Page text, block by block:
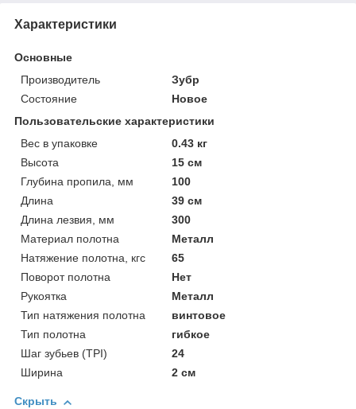
Характеристики
Основные
Производитель
Зубр
Состояние
Новое
Пользовательские характеристики
Вес в упаковке
0.43 кг
Высота
15 см
Глубина пропила, мм
100
Длина
39 см
Длина лезвия, мм
300
Материал полотна
Металл
Натяжение полотна, кгс
65
Поворот полотна
Нет
Рукоятка
Металл
Тип натяжения полотна
винтовое
Тип полотна
гибкое
Шаг зубьев (TPI)
24
Ширина
2 см
Скрыть